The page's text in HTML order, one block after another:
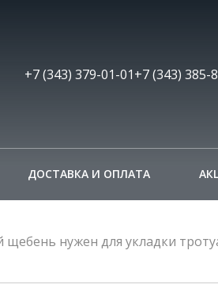
+7 (343) 379-01-01+7 (343) 385-
ДОСТАВКА И ОПЛАТА
щебень нужен для укладки